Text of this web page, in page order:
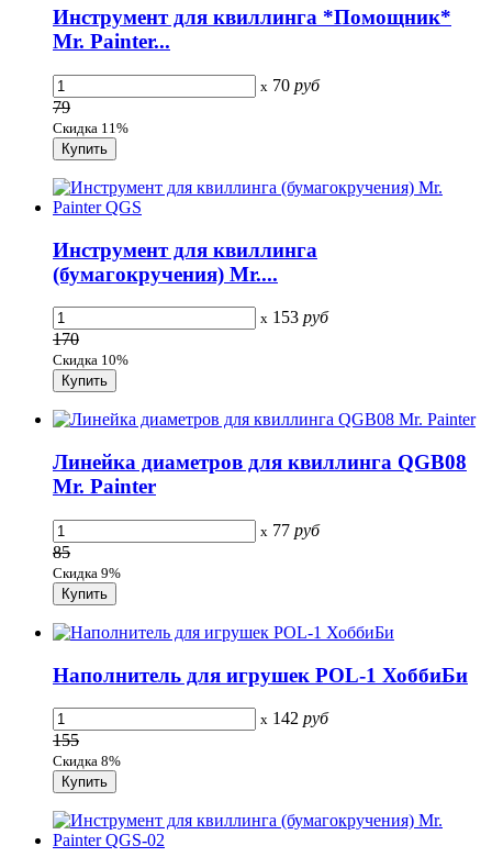
Инструмент для квиллинга *Помощник*
Mr. Painter...
x 70 руб
79
Скидка 11%
Инструмент для квиллинга
(бумагокручения) Mr....
x 153 руб
170
Скидка 10%
Линейка диаметров для квиллинга QGB08
Mr. Painter
x 77 руб
85
Скидка 9%
Наполнитель для игрушек POL-1 ХоббиБи
x 142 руб
155
Скидка 8%